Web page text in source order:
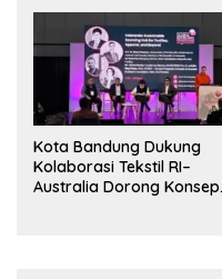
Kota Bandung Dukung
Kolaborasi Tekstil RI–
Australia Dorong Konsep